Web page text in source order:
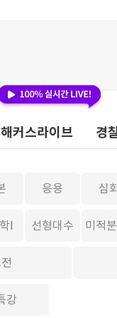
해커스라이브 경
응용 심
Ⅰ 선형대수 미적분
강